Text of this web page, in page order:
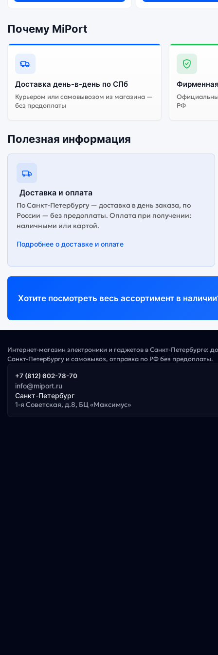
Почему MiPort
Доставка день-в-день по СПб
Курьером или самовывозом из магазина —
без предоплаты
РФ
Полезная информация
Доставка и оплата
По Санкт-Петербургу — доставка в день заказа, по
России — без предоплаты. Оплата при получении:
наличными или картой.
Подробнее о доставке и оплате
Хотите посмотреть весь ассортимент в
Интернет-магазин электроники и гаджетов в Санкт-Петербурге:
Санкт-Петербургу и самовывоз, отправка по РФ без предоплаты.
+7 (812) 602-78-70
info@miport.ru
Санкт-Петербург
1-я Советская, д.8, БЦ «Максимус»